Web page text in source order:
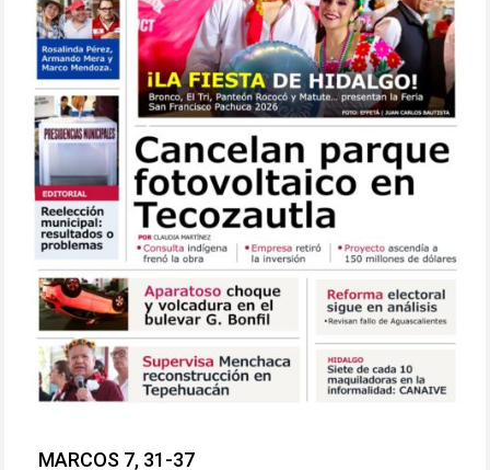
MARCOS 7, 31-37